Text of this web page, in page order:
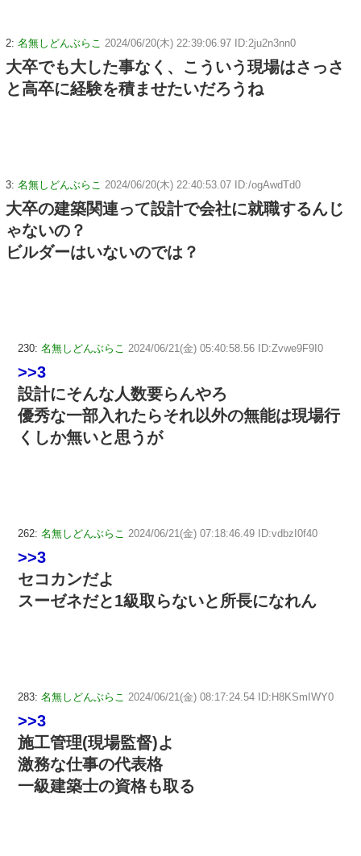
2: 名無しどんぶらこ 2024/06/20(木) 22:39:06.97 ID:2ju2n3nn0
大卒でも大した事なく、こういう現場はさっさ
と高卒に経験を積ませたいだろうね
3: 名無しどんぶらこ 2024/06/20(木) 22:40:53.07 ID:/ogAwdTd0
大卒の建築関連って設計で会社に就職するんじ
ゃないの？
ビルダーはいないのでは？
230: 名無しどんぶらこ 2024/06/21(金) 05:40:58.56 ID:Zvwe9F9I0
>>3
設計にそんな人数要らんやろ
優秀な一部入れたらそれ以外の無能は現場行
くしか無いと思うが
262: 名無しどんぶらこ 2024/06/21(金) 07:18:46.49 ID:vdbzI0f40
>>3
セコカンだよ
スーゼネだと1級取らないと所長になれん
283: 名無しどんぶらこ 2024/06/21(金) 08:17:24.54 ID:H8KSmIWY0
>>3
施工管理(現場監督)よ
激務な仕事の代表格
一級建築士の資格も取る